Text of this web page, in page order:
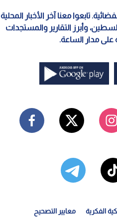
تابعوا معنا آخر الأخبار المحلية
وأبرز التقارير والمستجدات
على مدار الساعة.
الفكرية معايير التصحيح